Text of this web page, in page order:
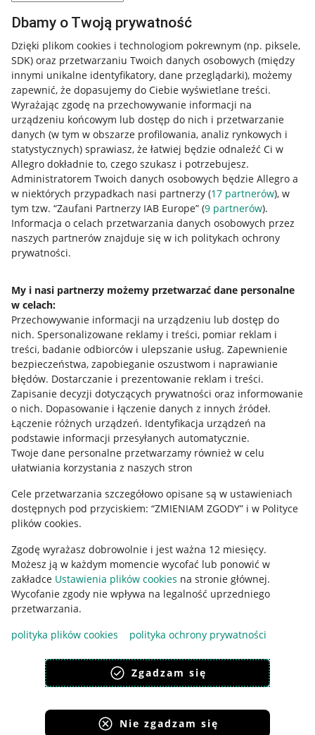
Dbamy o Twoją prywatność
Dzięki plikom cookies i technologiom pokrewnym (np. piksele,
SDK) oraz przetwarzaniu Twoich danych osobowych (między
innymi unikalne identyfikatory, dane przeglądarki), możemy
zapewnić, że dopasujemy do Ciebie wyświetlane treści.
Wyrażając zgodę na przechowywanie informacji na
urządzeniu końcowym lub dostęp do nich i przetwarzanie
danych (w tym w obszarze profilowania, analiz rynkowych i
statystycznych) sprawiasz, że łatwiej będzie odnaleźć Ci w
Allegro dokładnie to, czego szukasz i potrzebujesz.
Administratorem Twoich danych osobowych będzie Allegro a
w niektórych przypadkach nasi partnerzy (17 partnerów), w
tym tzw. “Zaufani Partnerzy IAB Europe” (9 partnerów).
Informacja o celach przetwarzania danych osobowych przez
naszych partnerów znajduje się w ich politykach ochrony
prywatności.
My i nasi partnerzy możemy przetwarzać dane personalne
w celach:
Przechowywanie informacji na urządzeniu lub dostęp do
nich. Spersonalizowane reklamy i treści, pomiar reklam i
treści, badanie odbiorców i ulepszanie usług. Zapewnienie
bezpieczeństwa, zapobieganie oszustwom i naprawianie
błędów. Dostarczanie i prezentowanie reklam i treści.
Zapisanie decyzji dotyczących prywatności oraz informowanie
o nich. Dopasowanie i łączenie danych z innych źródeł.
Łączenie różnych urządzeń. Identyfikacja urządzeń na
podstawie informacji przesyłanych automatycznie.
Twoje dane personalne przetwarzamy również w celu
ułatwiania korzystania z naszych stron
Cele przetwarzania szczegółowo opisane są w ustawieniach
dostępnych pod przyciskiem: “ZMIENIAM ZGODY” i w Polityce
plików cookies.
Zgodę wyrażasz dobrowolnie i jest ważna 12 miesięcy.
Możesz ją w każdym momencie wycofać lub ponowić w
zakładce Ustawienia plików cookies na stronie głównej.
Wycofanie zgody nie wpływa na legalność uprzedniego
przetwarzania.
polityka plików cookies
polityka ochrony prywatności
Zgadzam się
Nie zgadzam się
Przydatne informacje
Jak to działa
Allegro Gadane dla sprzedających
Allegro Gadane dla kupujących
Mapa miejscowości
Informacje prawne
Regulamin
Polityka plików "cookies"
Ustawienia plików "cookies"
Udostępnianie lokalizacji
Informacje dla Aktu o Usługach Cyfrowych
Pobierz aplikację
Korzystanie z serwisu oznacza akceptacjęregulaminu